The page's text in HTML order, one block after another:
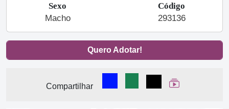
Sexo
Macho
Código
293136
Quero Adotar!
Compartilhar
Compartilhar no Facebook
Compartilhar no
Compartilhar
Ver Web Story